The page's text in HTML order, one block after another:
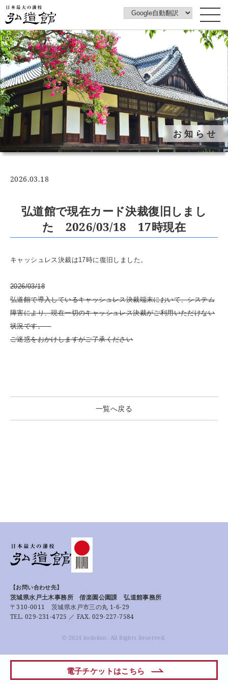
電子チケットはこちら
トップページ
弘道館について
みどころ
弘道館みどころ案内動画
フォトギャラリー
イベントカレンダー
花ごよみ
アクセス
アカウントポリシー
お知らせ
2026.03.18
弘道館で現在カード決裁復旧しまし
た 2026/03/18 17時現在
キャッシュレス決裁は17時に復旧しました。
2026/03/18
弘道館で導入しているキャッシュレス決裁端末において、システム
障害により、現在一切のキャッシュレス決裁がご利用いただけない
状況です。
ご迷惑をおかけしますがご了承ください
一覧へ戻る
【お問い合わせ先】
茨城県水戸土木事務所 偕楽園公園課 弘道館事務所
〒310-0011 茨城県水戸市三の丸 1-6-29
TEL. 029-231-4725 ／ FAX. 029-227-7584
© 2024 kodokan. All Rights Reserved.